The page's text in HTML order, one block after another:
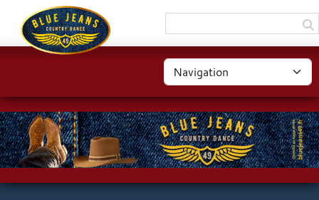
Panneau de gestion des cookies